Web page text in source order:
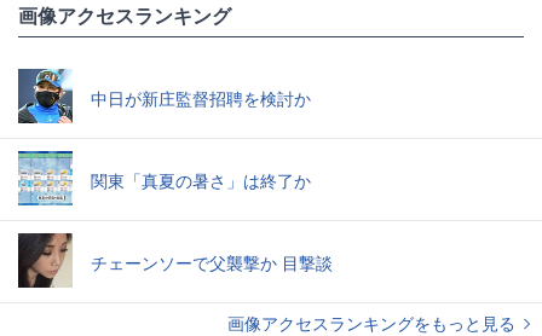
画像アクセスランキング
中日が新庄監督招聘を検討か
関東「真夏の暑さ」は終了か
チェーンソーで父襲撃か 目撃談
画像アクセスランキングをもっと見る